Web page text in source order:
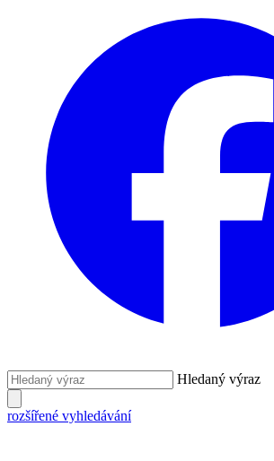
Hledaný výraz
rozšířené vyhledávání